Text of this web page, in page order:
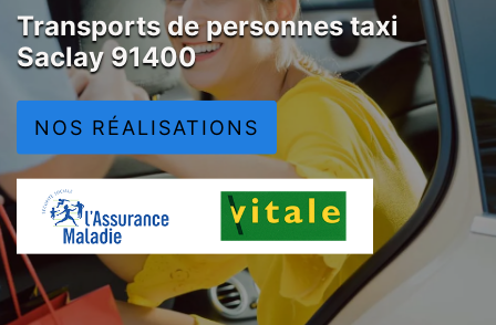
Transports de personnes taxi
Saclay 91400
NOS RÉALISATIONS